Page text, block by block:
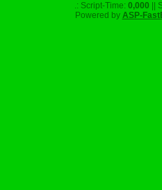
.: Script-Time: 0,000 ||
Powered by ASP-